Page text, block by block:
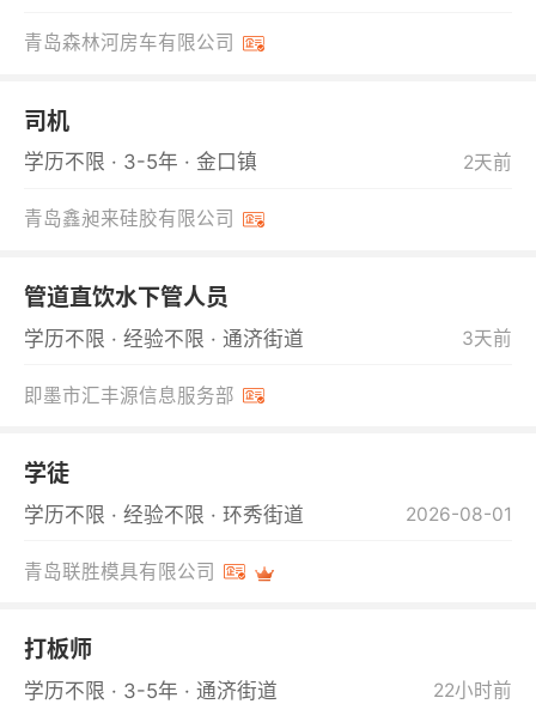
青岛森林河房车有限公司
司机
学历不限 · 3-5年 · 金口镇 2天前
青岛鑫昶来硅胶有限公司
管道直饮水下管人员
学历不限 · 经验不限 · 通济街道 3天前
即墨市汇丰源信息服务部
学徒
学历不限 · 经验不限 · 环秀街道 2026-08-01
青岛联胜模具有限公司
打板师
学历不限 · 3-5年 · 通济街道 22小时前